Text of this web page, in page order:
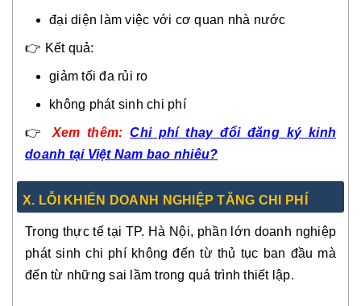
đại diện làm việc với cơ quan nhà nước
👉 Kết quả:
giảm tối đa rủi ro
không phát sinh chi phí
👉Xem thêm:Chi phí thay đổi đăng ký kinh
doanh tại Việt Nam bao nhiêu?
X. LỖI KHIẾN DOANH NGHIỆP TĂNG CHI PHÍ
Trong thực tế tại TP. Hà Nội, phần lớn doanh nghiệp
phát sinh chi phí không đến từ thủ tục ban đầu mà
đến từ những sai lầm trong quá trình thiết lập.